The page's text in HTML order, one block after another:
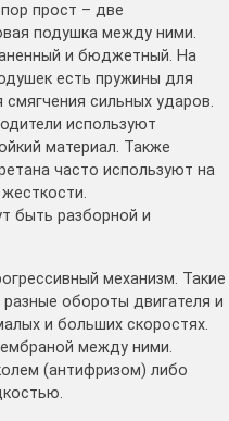
прост – две
подушка между ними.
и бюджетный. На
есть пружины для
сильных ударов.
используют
материал. Также
часто используют на
быть разборной и
механизм. Такие
обороты двигателя и
и больших скоростях.
между ними.
(антифризом) либо